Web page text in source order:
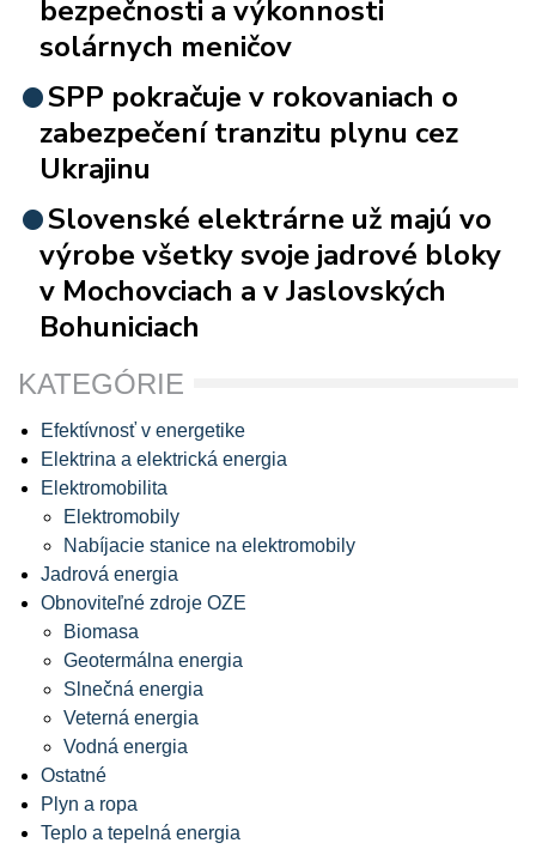
bezpečnosti a výkonnosti
solárnych meničov
SPP pokračuje v rokovaniach o
zabezpečení tranzitu plynu cez
Ukrajinu
Slovenské elektrárne už majú vo
výrobe všetky svoje jadrové bloky
v Mochovciach a v Jaslovských
Bohuniciach
KATEGÓRIE
Efektívnosť v energetike
Elektrina a elektrická energia
Elektromobilita
Elektromobily
Nabíjacie stanice na elektromobily
Jadrová energia
Obnoviteľné zdroje OZE
Biomasa
Geotermálna energia
Slnečná energia
Veterná energia
Vodná energia
Ostatné
Plyn a ropa
Teplo a tepelná energia